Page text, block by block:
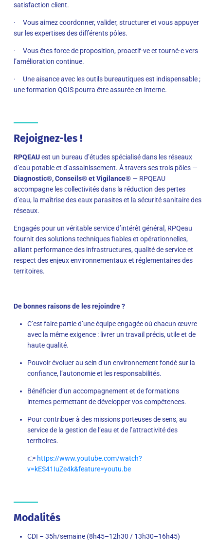
satisfaction client.
· Vous aimez coordonner, valider, structurer et vous appuyer
sur les expertises des différents pôles.
· Vous êtes force de proposition, proactif·ve et tourné·e vers
l’amélioration continue.
· Une aisance avec les outils bureautiques est indispensable ;
une formation QGIS pourra être assurée en interne.
Rejoignez-les !
RPQEAUest un bureau d’études spécialisé dans les réseaux
d’eau potable et d’assainissement. À travers ses trois pôles —
Diagnostic®, Conseils®et Vigilance® — RPQEAU
accompagne les collectivités dans la réduction des pertes
d’eau, la maîtrise des eaux parasites et la sécurité sanitaire des
réseaux.
Engagés pour un véritable service d’intérêt général, RPQeau
fournit des solutions techniques fiables et opérationnelles,
alliant performance des infrastructures, qualité de service et
respect des enjeux environnementaux et réglementaires des
territoires.
De bonnes raisons de les rejoindre ?
C’est faire partie d’une équipe engagée où chacun œuvre
avec la même exigence : livrer un travail précis, utile et de
haute qualité.
Pouvoir évoluer au sein d’un environnement fondé sur la
confiance, l’autonomie et les responsabilités.
Bénéficier d’un accompagnement et de formations
internes permettant de développer vos compétences.
Pour contribuer à des missions porteuses de sens, au
service de la gestion de l’eau et de l’attractivité des
territoires.
👉 https://www.youtube.com/watch?
v=kES41IuZe4k&feature=youtu.be
Modalités
CDI – 35h/semaine (8h45–12h30 / 13h30–16h45)